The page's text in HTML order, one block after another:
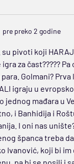
pre preko 2 godine
su pivoti koji
za čast?????
Golmani? Prva
igraju u
jednog mađara u
i Banhidija i
I oni nas
španca treba
Ivanović, koji bi